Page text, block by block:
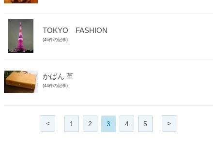
TOKYO FASHION
(46件の記事)
かばん 革
(44件の記事)
< 1 2 3 4 5 >